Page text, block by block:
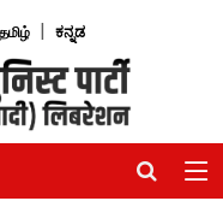
தமிழ் | ಕನ್ನಡ